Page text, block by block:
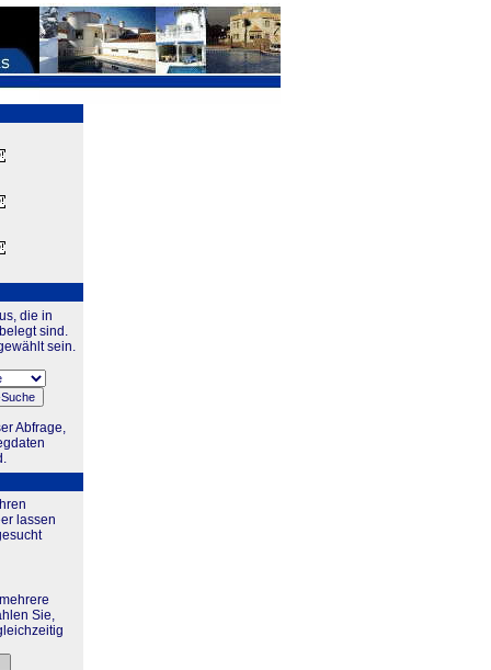
die in
sind.
sein.
Abfrage,
lassen
Sie,